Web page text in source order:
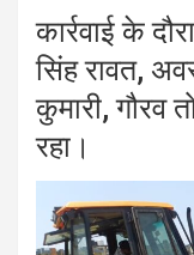
कार्रवाई के
सिंह रावत,
कुमारी, गौरव
रहा।